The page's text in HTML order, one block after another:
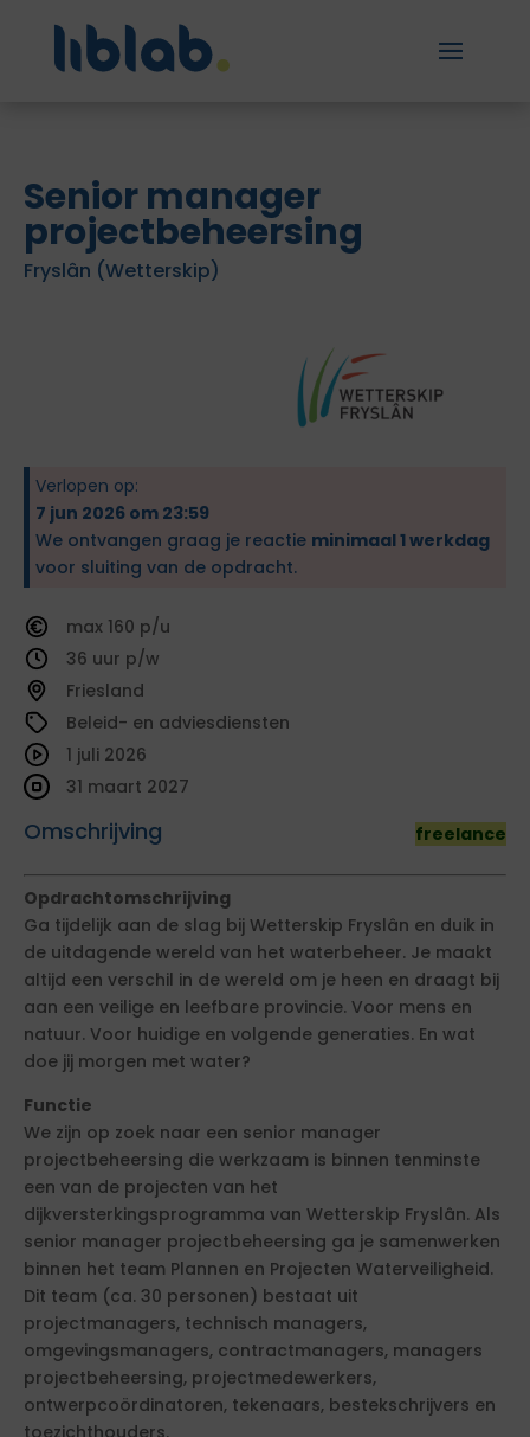
Senior manager
projectbeheersing
Fryslân (Wetterskip)
Verlopen op:
7 jun 2026 om 23:59
We ontvangen graag je reactie minimaal 1 werkdag
voor sluiting van de opdracht.
160
36
Friesland
Beleid- en adviesdiensten
Omschrijving freelance
1 juli 2026
31 maart 2027
Opdrachtomschrijving
Ga tijdelijk aan de slag bij Wetterskip Fryslân en duik in
de uitdagende wereld van het waterbeheer. Je maakt
altijd een verschil in de wereld om je heen en draagt bij
aan een veilige en leefbare provincie. Voor mens en
natuur. Voor huidige en volgende generaties. En wat
doe jij morgen met water?
Functie
We zijn op zoek naar een senior manager
projectbeheersing die werkzaam is binnen tenminste
een van de projecten van het
dijkversterkingsprogramma van Wetterskip Fryslân. Als
senior manager projectbeheersing ga je samenwerken
binnen het team Plannen en Projecten Waterveiligheid.
Dit team (ca. 30 personen) bestaat uit
projectmanagers, technisch managers,
omgevingsmanagers, contractmanagers, managers
projectbeheersing, projectmedewerkers,
ontwerpcoördinatoren, tekenaars, bestekschrijvers en
toezichthouders.